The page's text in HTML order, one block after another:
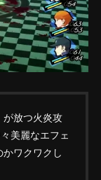
放つ火炎攻
美麗なエフェ
ワクワクし